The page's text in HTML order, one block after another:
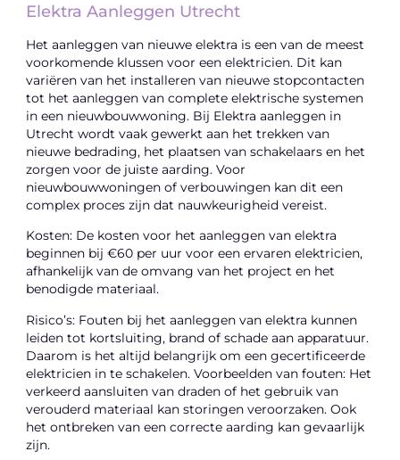
Elektra Aanleggen Utrecht
Het aanleggen van nieuwe elektra is een van de meest
voorkomende klussen voor een elektricien. Dit kan
variëren van het installeren van nieuwe stopcontacten
tot het aanleggen van complete elektrische systemen
in een nieuwbouwwoning. Bij Elektra aanleggen in
Utrecht wordt vaak gewerkt aan het trekken van
nieuwe bedrading, het plaatsen van schakelaars en het
zorgen voor de juiste aarding. Voor
nieuwbouwwoningen of verbouwingen kan dit een
complex proces zijn dat nauwkeurigheid vereist.
Kosten: De kosten voor het aanleggen van elektra
beginnen bij €60 per uur voor een ervaren elektricien,
afhankelijk van de omvang van het project en het
benodigde materiaal.
Risico’s: Fouten bij het aanleggen van elektra kunnen
leiden tot kortsluiting, brand of schade aan apparatuur.
Daarom is het altijd belangrijk om een gecertificeerde
elektricien in te schakelen. Voorbeelden van fouten: Het
verkeerd aansluiten van draden of het gebruik van
verouderd materiaal kan storingen veroorzaken. Ook
het ontbreken van een correcte aarding kan gevaarlijk
zijn.